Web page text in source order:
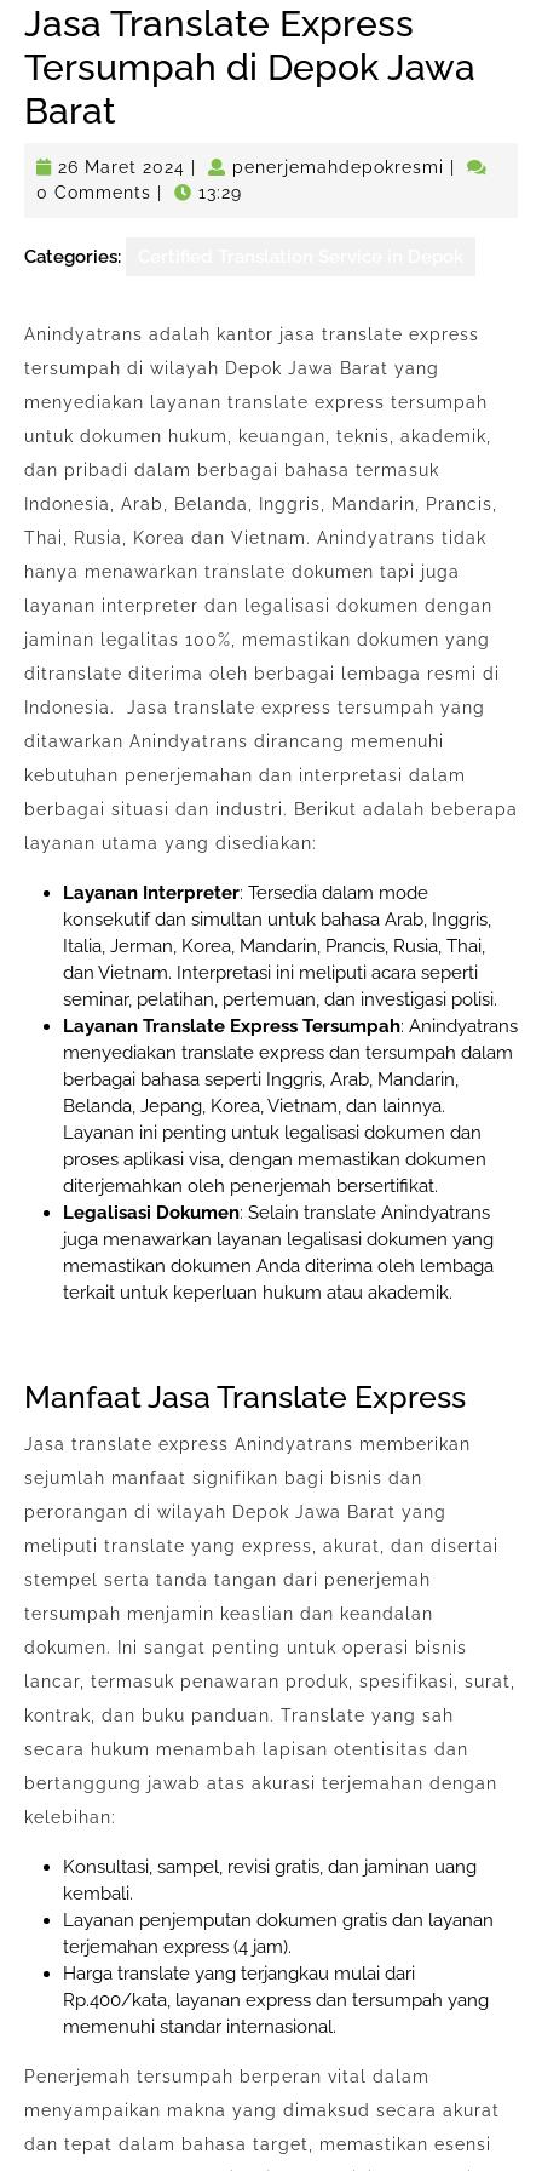
Jasa Translate Express
Tersumpah di Depok Jawa
Barat
26 Maret 2024 26
Maret
penerjemahdepokresmi
0 Comments
13:29
Categories:
Anindyatrans adalah kantor jasa translate express
tersumpah di wilayah Depok Jawa Barat yang
menyediakan layanan translate express tersumpah
untuk dokumen hukum, keuangan, teknis, akademik,
dan pribadi dalam berbagai bahasa termasuk
Indonesia, Arab, Belanda, Inggris, Mandarin, Prancis,
Thai, Rusia, Korea dan Vietnam. Anindyatrans tidak
hanya menawarkan translate dokumen tapi juga
layanan interpreter dan legalisasi dokumen dengan
jaminan legalitas 100%, memastikan dokumen yang
ditranslate diterima oleh berbagai lembaga resmi di
Indonesia. Jasa translate express tersumpah yang
ditawarkan Anindyatrans dirancang memenuhi
kebutuhan penerjemahan dan interpretasi dalam
berbagai situasi dan industri. Berikut adalah beberapa
layanan utama yang disediakan:
Layanan Interpreter: Tersedia dalam mode
konsekutif dan simultan untuk bahasa Arab, Inggris,
Italia, Jerman, Korea, Mandarin, Prancis, Rusia, Thai,
dan Vietnam. Interpretasi ini meliputi acara seperti
seminar, pelatihan, pertemuan, dan investigasi polisi.
Layanan Translate Express Tersumpah: Anindyatrans
menyediakan translate express dan tersumpah dalam
berbagai bahasa seperti Inggris, Arab, Mandarin,
Belanda, Jepang, Korea, Vietnam, dan lainnya.
Layanan ini penting untuk legalisasi dokumen dan
proses aplikasi visa, dengan memastikan dokumen
diterjemahkan oleh penerjemah bersertifikat.
Legalisasi Dokumen: Selain translate Anindyatrans
juga menawarkan layanan legalisasi dokumen yang
memastikan dokumen Anda diterima oleh lembaga
terkait untuk keperluan hukum atau akademik.
Manfaat Jasa Translate Express
Jasa translate express Anindyatrans memberikan
sejumlah manfaat signifikan bagi bisnis dan
perorangan di wilayah Depok Jawa Barat yang
meliputi translate yang express, akurat, dan disertai
stempel serta tanda tangan dari penerjemah
tersumpah menjamin keaslian dan keandalan
dokumen. Ini sangat penting untuk operasi bisnis
lancar, termasuk penawaran produk, spesifikasi, surat,
kontrak, dan buku panduan. Translate yang sah
secara hukum menambah lapisan otentisitas dan
bertanggung jawab atas akurasi terjemahan dengan
kelebihan:
Konsultasi, sampel, revisi gratis, dan jaminan uang
kembali.
Layanan penjemputan dokumen gratis dan layanan
terjemahan express (4 jam).
Harga translate yang terjangkau mulai dari
Rp.400/kata, layanan express dan tersumpah yang
memenuhi standar internasional.
Penerjemah tersumpah berperan vital dalam
menyampaikan makna yang dimaksud secara akurat
dan tepat dalam bahasa target, memastikan esensi